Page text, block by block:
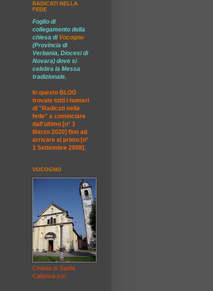
RADICATI NELLA
FEDE
Foglio di
collegamento della
chiesa di Vocogno
(Provincia di
Verbania, Diocesi di
Novara) dove si
celebra la Messa
tradizionale.
In questo BLOG
trovate tutti i numeri
di "Radicati nella
fede" a cominciare
dall'ultimo [n° 3
Marzo 2020] fino ad
arrivare al primo [n°
1 Settembre 2008].
VOCOGNO
Chiesa di Santa
Caterina v.m.